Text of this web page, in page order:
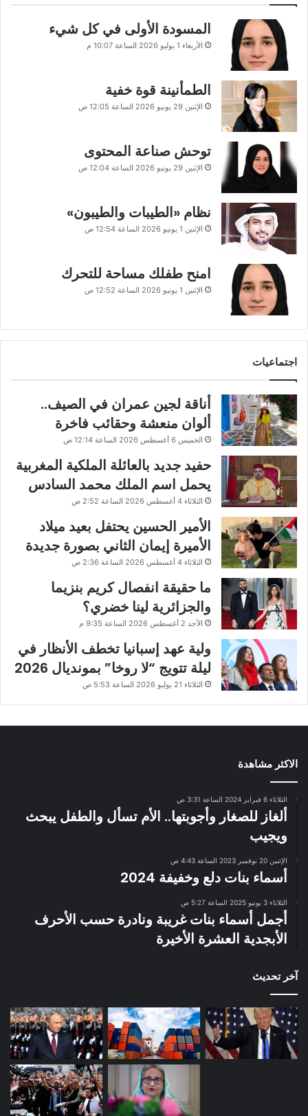
المسودة الأولى في كل شيء
الأربعاء 1 يوليو 2026 الساعة 10:07 م
الطمأنينة قوة خفية
الإثنين 29 يونيو 2026 الساعة 12:05 ص
توحش صناعة المحتوى
الإثنين 29 يونيو 2026 الساعة 12:04 ص
نظام «الطيبات والطيبون»
الإثنين 1 يونيو 2026 الساعة 12:54 ص
امنح طفلك مساحة للتحرك
الإثنين 1 يونيو 2026 الساعة 12:52 ص
اجتماعيات
أناقة لجين عمران في الصيف..
ألوان منعشة وحقائب فاخرة
الخميس 6 أغسطس 2026 الساعة 12:14 ص
حفيد جديد بالعائلة الملكية المغربية
يحمل اسم الملك محمد السادس
الثلاثاء 4 أغسطس 2026 الساعة 2:52 ص
الأمير الحسين يحتفل بعيد ميلاد
الأميرة إيمان الثاني بصورة جديدة
الثلاثاء 4 أغسطس 2026 الساعة 2:36 ص
ما حقيقة انفصال كريم بنزيما
والجزائرية لينا خضري؟
الأحد 2 أغسطس 2026 الساعة 9:35 م
ولية عهد إسبانيا تخطف الأنظار في
ليلة تتويج “لا روخا” بمونديال 2026
الثلاثاء 21 يوليو 2026 الساعة 5:53 ص
الاكثر مشاهدة
الثلاثاء 6 فبراير 2024 الساعة 3:31 ص
ألغاز للصغار وأجوبتها.. الأم تسأل والطفل يبحث
ويجيب
الإثنين 20 نوفمبر 2023 الساعة 4:43 ص
أسماء بنات دلع وخفيفة 2024
الثلاثاء 3 يونيو 2025 الساعة 5:27 ص
أجمل أسماء بنات غريبة ونادرة حسب الأحرف
الأبجدية العشرة الأخيرة
آخر تحديث